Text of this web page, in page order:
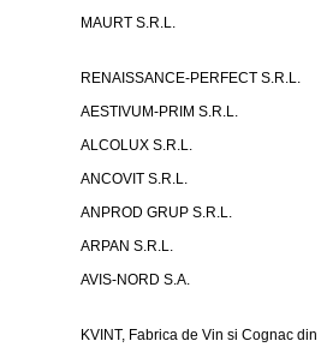
MAURT S.R.L.
RENAISSANCE-PERFECT S.R.L.
AESTIVUM-PRIM S.R.L.
ALCOLUX S.R.L.
ANCOVIT S.R.L.
ANPROD GRUP S.R.L.
ARPAN S.R.L.
AVIS-NORD S.A.
KVINT, Fabrica de Vin si Cognac din